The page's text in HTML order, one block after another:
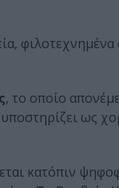
φιλοτεχνημένα
, το οποίο
ως
κατόπιν